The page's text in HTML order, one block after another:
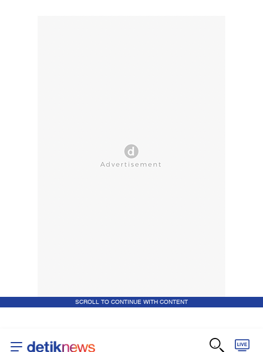
SCROLL TO CONTINUE WITH CONTENT